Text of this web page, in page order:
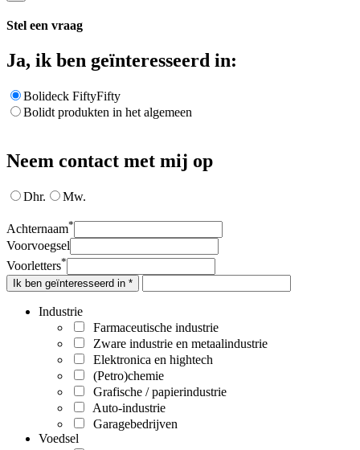
Stel een vraag
Ja, ik ben geïnteresseerd in:
Bolideck FiftyFifty
Bolidt produkten in het algemeen
Neem contact met mij op
Dhr. Mw.
Achternaam*
Voorvoegsel
Voorletters*
Ik ben geïnteresseerd in *
Industrie
Farmaceutische industrie
Zware industrie en metaalindustrie
Elektronica en hightech
(Petro)chemie
Grafische / papierindustrie
Auto-industrie
Garagebedrijven
Voedsel